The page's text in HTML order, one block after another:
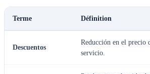
Terme Définition
Descuentos
Reducción en el precio
servicio.